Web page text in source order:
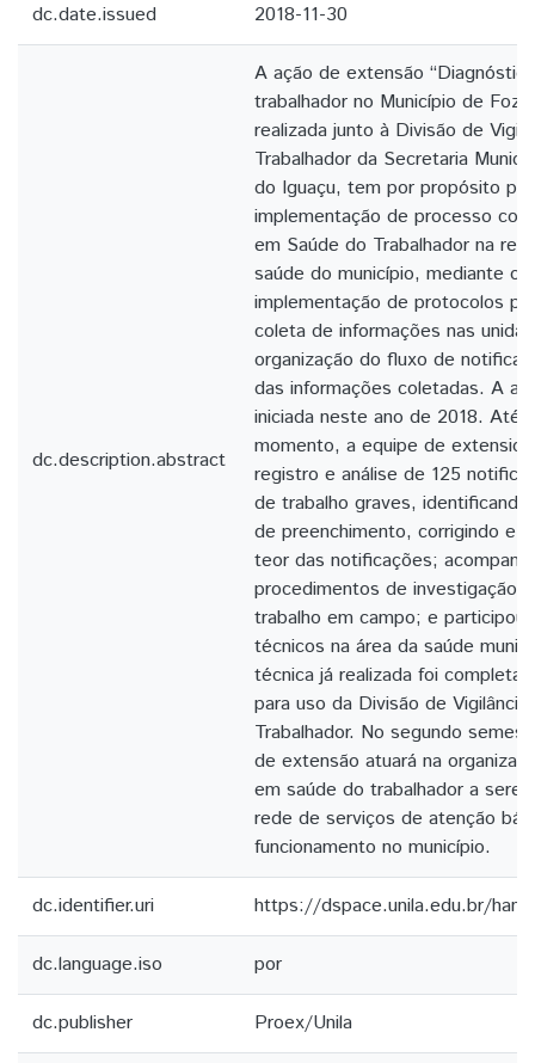
dc.date.issued 2018-11-30
dc.description.abstract
A ação de extensão
trabalhador no Município de Foz
realizada junto à Divisão de
Trabalhador da Secretaria
do Iguaçu, tem por propósito
implementação de processo
em Saúde do Trabalhador na
saúde do município, mediante o
implementação de protocolos
coleta de informações nas
organização do fluxo de
das informações coletadas. A
iniciada neste ano de 2018. Até
momento, a equipe de
registro e análise de 125
de trabalho graves,
de preenchimento, corrigindo e
teor das notificações;
procedimentos de investigação
trabalho em campo; e participou
técnicos na área da saúde
técnica já realizada foi
para uso da Divisão de
Trabalhador. No segundo
de extensão atuará na
em saúde do trabalhador a
rede de serviços de atenção
funcionamento no município.
dc.identifier.uri https://dspace.unila.edu.br/
dc.language.iso por
dc.publisher Proex/Unila